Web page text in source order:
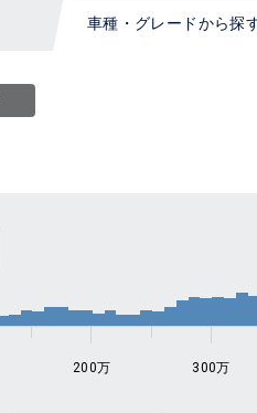
車種・グレードから探
200万 300万